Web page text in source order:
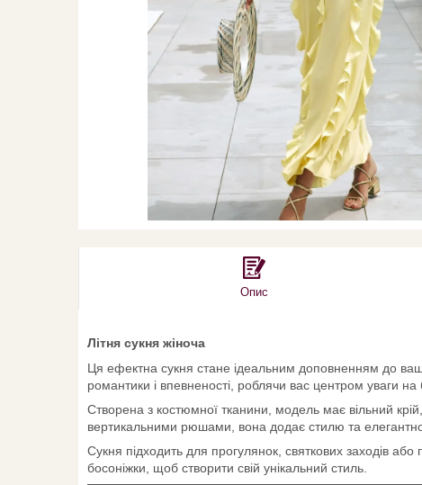
Опис
Літня сукня жіноча
Ця ефектна сукня стане ідеальним доповненням до
романтики і впевненості, роблячи вас центром уваги на
Створена з костюмної тканини, модель має вільний
вертикальними рюшами, вона додає стилю та
Сукня підходить для прогулянок, святкових заходів
босоніжки, щоб створити свій унікальний стиль.